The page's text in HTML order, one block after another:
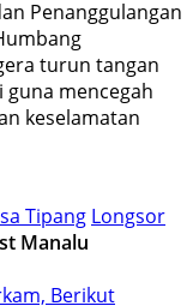
Penanggulangan
turun tangan
mencegah
keselamatan
Tipang Longsor
Manalu
Berikut